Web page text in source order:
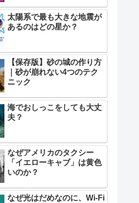
太陽系で最も大きな地震が
あるのはどの星か？
【保存版】砂の城の作り方
｜砂が崩れない4つのテク
ニック
海でおしっこをしても大丈
夫？
なぜアメリカのタクシー
「イエローキャブ」は黄色
いのか？
なぜ光はだめなのに、Wi-Fi